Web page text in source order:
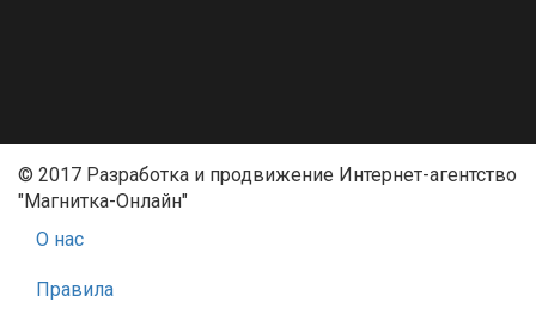
© 2017 Разработка и продвижение Интернет-агентство
"Магнитка-Онлайн"
О нас
Правила